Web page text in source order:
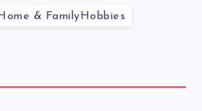
Home & FamilyHobbies